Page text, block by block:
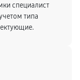
специалист
типа